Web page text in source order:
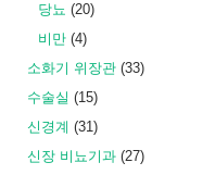
당뇨 (20)
비만 (4)
소화기 위장관 (33)
수술실 (15)
신경계 (31)
신장 비뇨기과 (27)